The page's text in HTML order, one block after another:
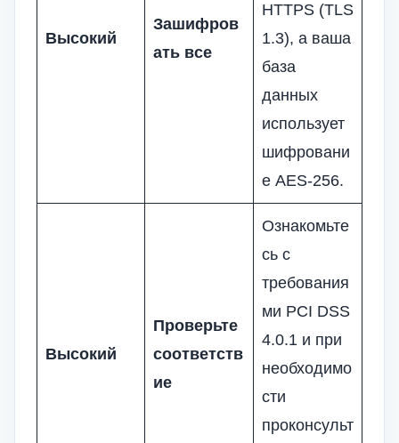
Высокий
Зашифров
ать все
HTTPS (TLS
1.3), а ваша
база
данных
использует
шифровани
е AES-256.
Высокий
Проверьте
соответств
ие
Ознакомьте
сь с
требования
ми PCI DSS
4.0.1 и при
необходимо
сти
проконсульт